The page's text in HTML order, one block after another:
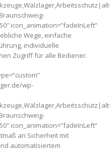
icon_animation=”fadeInLeft”
Wege, einfache
individuelle
Zugriff für alle Bediener.
wp-
icon_animation=”fadeInLeft”
an Sicherheit mit
automatisiertem